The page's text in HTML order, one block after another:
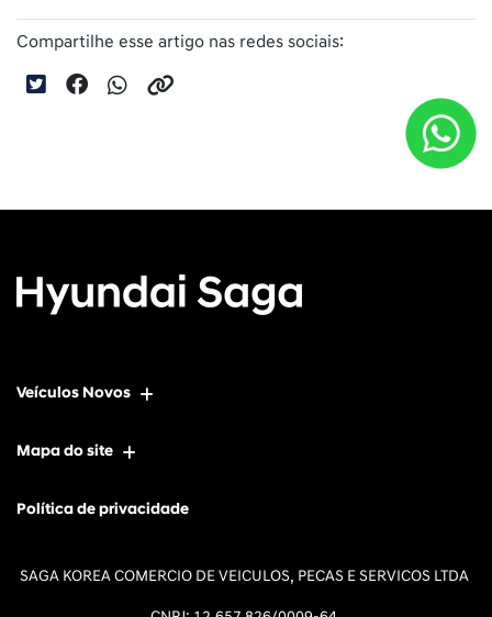
Compartilhe esse artigo nas redes sociais:
Veículos Novos
Mapa do site
Política de privacidade
SAGA KOREA COMERCIO DE VEICULOS, PECAS E SERVICOS LTDA